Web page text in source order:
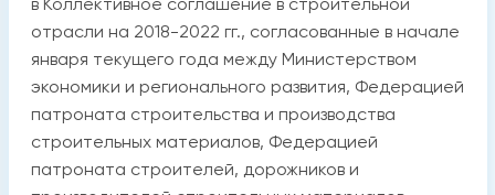
отрасли на 2018-2022 гг., согласованные в начале
января текущего года между Министерством
экономики и регионального развития, Федерацией
патроната строительства и производства
строительных материалов, Федерацией
патроната строителей, дорожников и